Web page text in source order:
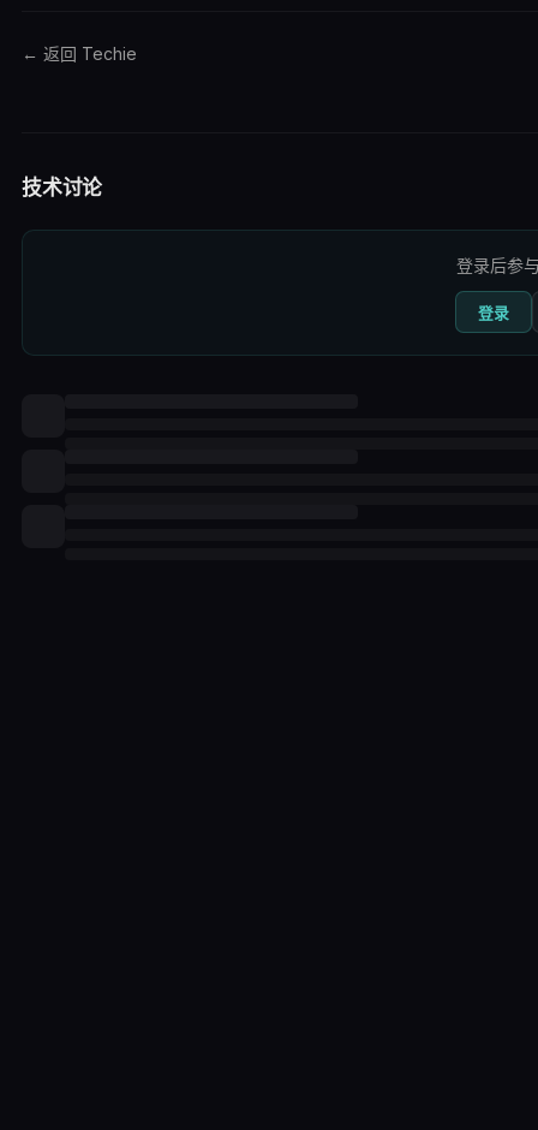
← 返回 Techie
技术讨论
登录后参
登录